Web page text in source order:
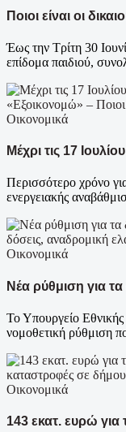
Ποιοι είναι οι
Έως την Τρίτη 30
επίδομα παιδιού,
Οικονομικά
Μέχρι τις 17
Περισσότερο χρόνο
ενεργειακής
Οικονομικά
Νέα ρύθμιση για
Το Υπουργείο
νομοθετική ρύθμιση
Οικονομικά
143 εκατ. ευρώ